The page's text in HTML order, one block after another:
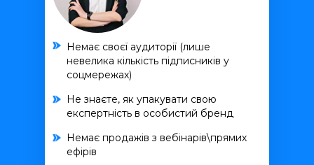
Немає своєї аудиторії (лише
невелика кількість підписників у
соцмережах)
Не знаєте, як упакувати свою
експертність в особистий бренд
Немає продажів з вебінарів\прямих
ефірів